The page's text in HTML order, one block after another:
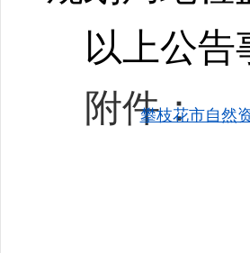
以上公告
附件：
攀枝花市自然